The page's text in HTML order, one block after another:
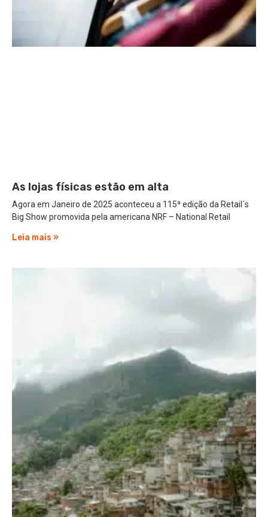
As lojas físicas estão em alta
Agora em Janeiro de 2025 aconteceu a 115ª edição da Retail´s
Big Show promovida pela americana NRF – National Retail
Leia mais »